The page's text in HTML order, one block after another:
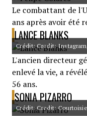
Le combattant de
ans après avoir été
LANCE BLANKS
Crédit: Credit:
L'ancien directeur
enlevé la vie, a
56 ans.
SONIA PIZARRO
Crédit: Credit: Courtoisie